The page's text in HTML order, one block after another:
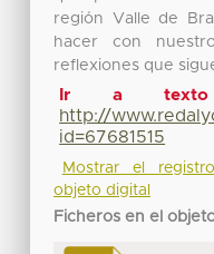
región Valle de
hacer con
reflexiones que
Ir a texto
http://
id=67681515
Mostrar el
objeto digital
Ficheros en el